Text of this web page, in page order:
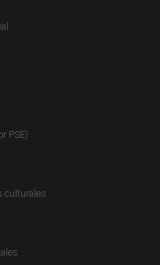
PSE)
culturales